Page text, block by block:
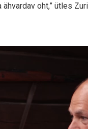
oht,” ütles